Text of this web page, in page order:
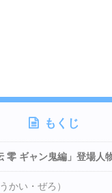
もくじ
零 ギャン鬼編」登場人
かい・ぜろ）